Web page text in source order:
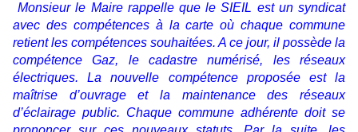
Monsieur le Maire rappelle que le SIEIL est un syndicat
avec des compétences à la carte où chaque commune
retient les compétences souhaitées. A ce jour, il possède la
compétence Gaz, le cadastre numérisé, les réseaux
électriques. La nouvelle compétence proposée est la
maîtrise d’ouvrage et la maintenance des réseaux
d’éclairage public. Chaque commune adhérente doit se